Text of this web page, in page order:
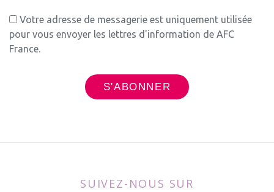
Votre adresse de messagerie est uniquement utilisée
pour vous envoyer les lettres d'information de AFC
France.
SUIVEZ-NOUS SUR